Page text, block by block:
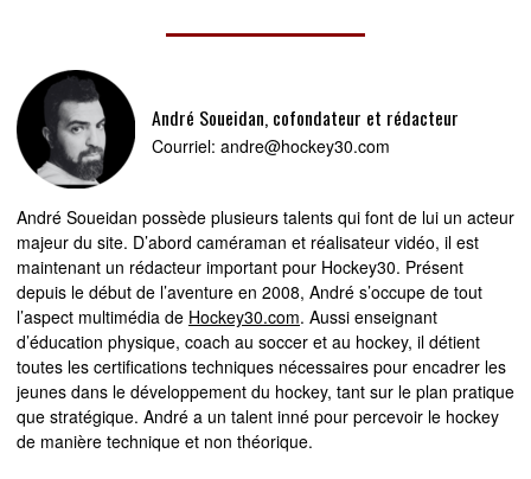
André Soueidan, cofondateur et rédacteur
Courriel: andre@hockey30.com
André Soueidan possède plusieurs talents qui font de lui un acteur
majeur du site. D’abord caméraman et réalisateur vidéo, il est
maintenant un rédacteur important pour Hockey30. Présent
depuis le début de l’aventure en 2008, André s’occupe de tout
l’aspect multimédia de Hockey30.com. Aussi enseignant
d’éducation physique, coach au soccer et au hockey, il détient
toutes les certifications techniques nécessaires pour encadrer les
jeunes dans le développement du hockey, tant sur le plan pratique
que stratégique. André a un talent inné pour percevoir le hockey
de manière technique et non théorique.